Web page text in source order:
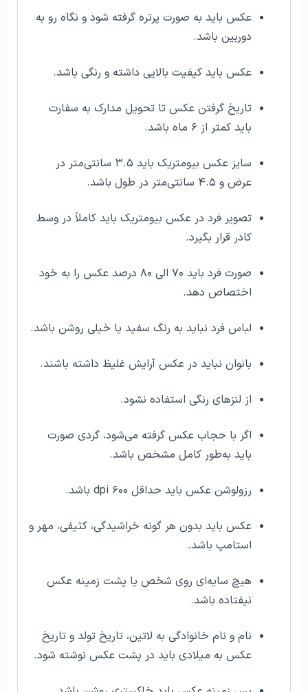
عکس باید به‌ صورت پرتره گرفته شود و نگاه رو به
دوربین باشد.
عکس باید کیفیت بالایی داشته و رنگی باشد.
تاریخ گرفتن عکس تا تحویل مدارک به سفارت
باید کمتر از ۶ ماه باشد.
سایز عکس بیومتریک باید ۳.۵ سانتی‌متر در
عرض و ۴.۵ سانتی‌متر در طول باشد.
تصویر فرد در عکس بیومتریک باید کاملاً در وسط
کادر قرار بگیرد.
صورت فرد باید ۷۰ الی ۸۰ درصد عکس را به خود
اختصاص دهد.
لباس فرد نباید به رنگ سفید یا خیلی روشن باشد.
بانوان نباید در عکس آرایش غلیظ داشته باشند.
از لنزهای رنگی استفاده نشود.
اگر با حجاب عکس گرفته‌ می‌شود، گردی صورت
باید به‌طور کامل مشخص باشد.
رزولوشن عکس باید حداقل dpi ۶۰۰ باشد.
عکس باید بدون هر گونه خراشیدگی، کثیفی، مهر و
استامپ باشد.
هیچ سایه‌ای روی شخص یا پشت زمینه عکس
نیفتاده باشد.
نام و نام خانوادگی به لاتین، تاریخ تولد و تاریخ
عکس به میلادی باید در پشت عکس نوشته شود.